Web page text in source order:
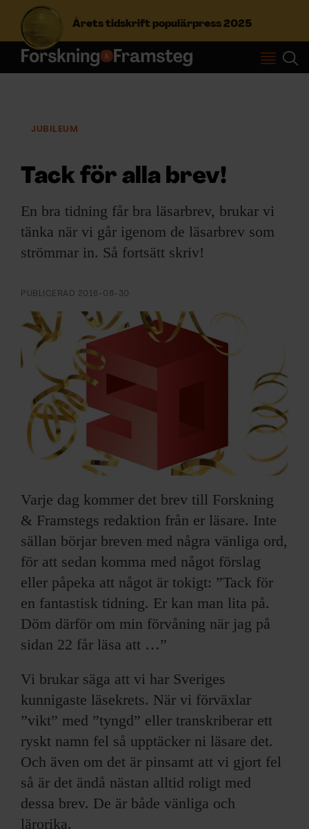
Årets tidskrift populärpress 2025
S
f
r
Logga in
NYHETSBREV
ARKIV & E-TIDNING
LYSSNA/PODD
EVENEMANG & RESOR
SHOP
KONTAKTA F&F
SKRIV I F&F
PRENUMERERA PÅ F&F
ANNONSERA I F&F
OM F&F
JUBILEUM
Tack för alla brev!
En bra tidning får bra läsarbrev, brukar vi
tänka när vi går igenom de läsarbrev som
strömmar in. Så fortsätt skriv!
PUBLICERAD 2016-08-30
Varje dag kommer det brev till Forskning
& Framstegs redaktion från er läsare. Inte
sällan börjar breven med några vänliga ord,
för att sedan komma med något förslag
eller påpeka att något är tokigt: ”Tack för
en fantastisk tidning. Er kan man lita på.
Döm därför om min förvåning när jag på
sidan 22 får läsa att …”
Vi brukar säga att vi har Sveriges
kunnigaste läsekrets. När vi förväxlar
”vikt” med ”tyngd” eller transkriberar ett
ryskt namn fel så upptäcker ni läsare det.
Och även om det är pinsamt att vi gjort fel
så är det ändå nästan alltid roligt med
dessa brev. De är både vänliga och
lärorika.